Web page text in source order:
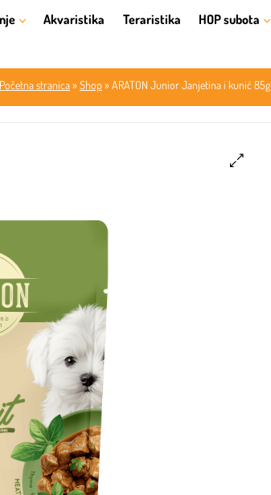
Akvaristika Teraristika HOP subota
Početna stranica» Shop» ARATON Junior Janjetina i kunić 85g